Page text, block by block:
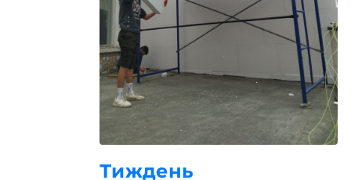
Тиждень